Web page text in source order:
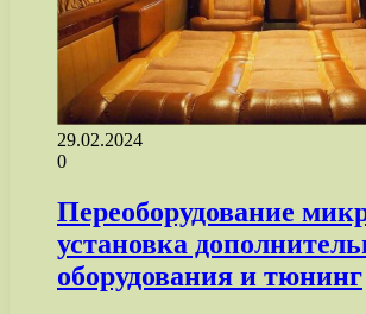
29.02.2024
0
Переоборудование
установка
оборудования и тюнинг